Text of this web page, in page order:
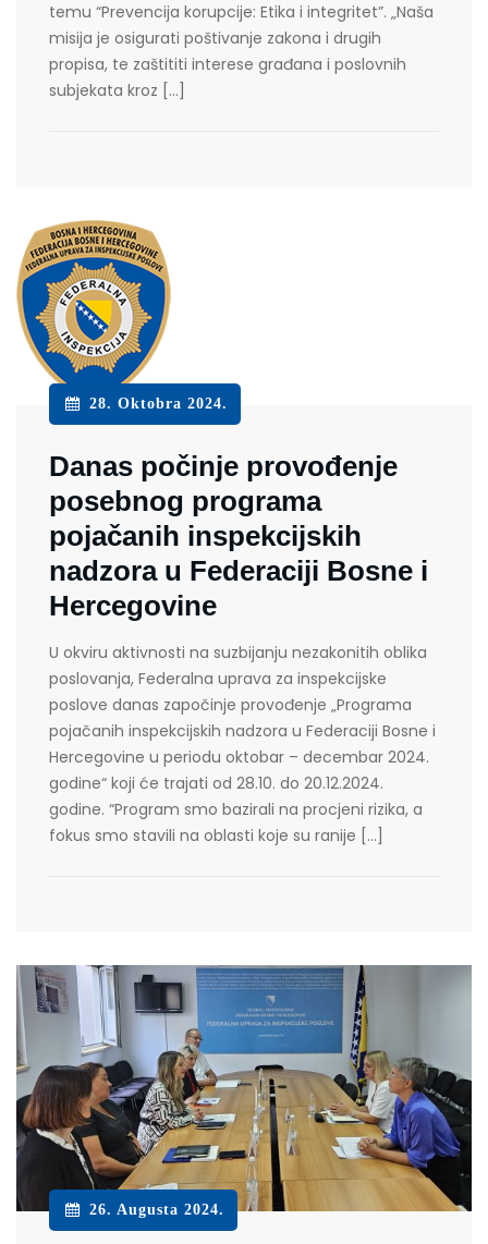
temu “Prevencija korupcije: Etika i integritet”. „Naša
misija je osigurati poštivanje zakona i drugih
propisa, te zaštititi interese građana i poslovnih
subjekata kroz […]
28. Oktobra 2024.
Danas počinje provođenje
posebnog programa
pojačanih inspekcijskih
nadzora u Federaciji Bosne i
Hercegovine
U okviru aktivnosti na suzbijanju nezakonitih oblika
poslovanja, Federalna uprava za inspekcijske
poslove danas započinje provođenje „Programa
pojačanih inspekcijskih nadzora u Federaciji Bosne i
Hercegovine u periodu oktobar – decembar 2024.
godine“ koji će trajati od 28.10. do 20.12.2024.
godine. “Program smo bazirali na procjeni rizika, a
fokus smo stavili na oblasti koje su ranije […]
26. Augusta 2024.